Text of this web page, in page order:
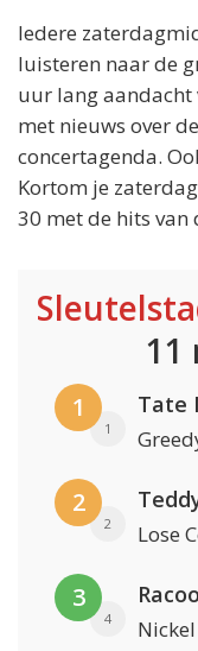
Iedere
luisteren naar de
uur lang aandacht
met nieuws over
concertagenda.
Kortom je
30 met de hits van
11
1
1
Tate
2
2 Lose
3
4